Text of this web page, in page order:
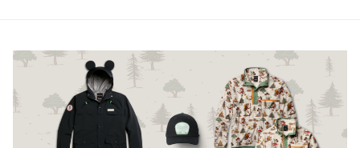
【新品快報】DK高博士 AIR波普防潑水
健走鞋上市！